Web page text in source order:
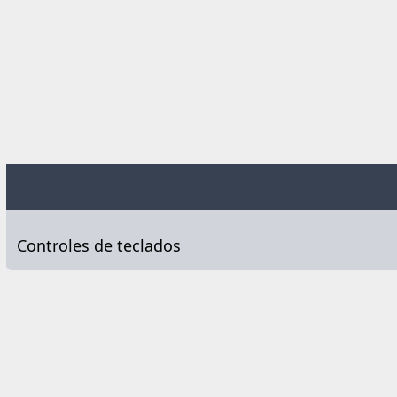
Controles de teclados